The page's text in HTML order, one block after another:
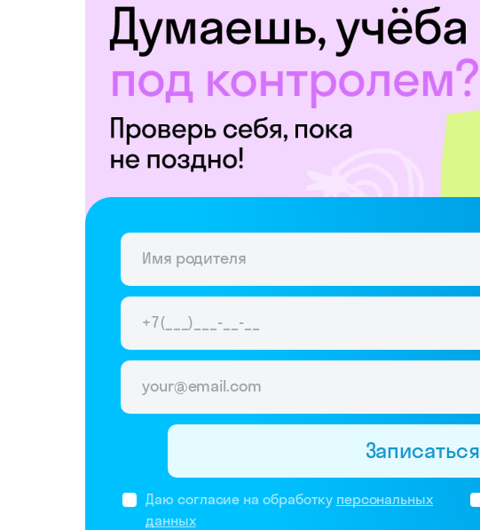
Даю согласие на обработку персональных
данных
Записаться